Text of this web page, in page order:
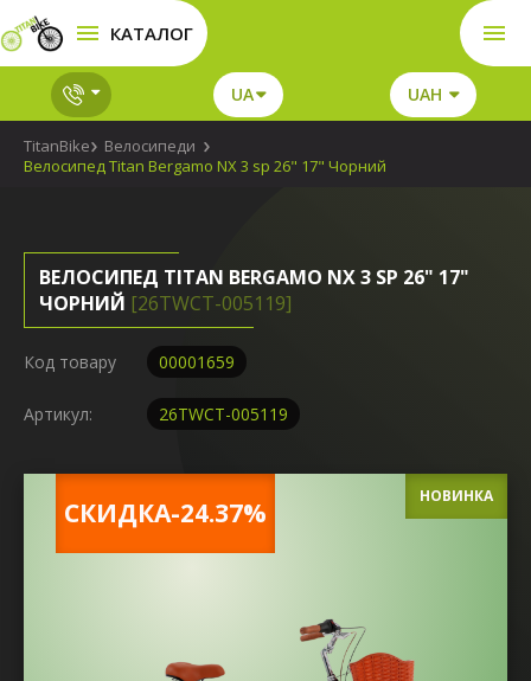
КАТАЛОГ
UA UAH
TitanBike
Велосипеди
Велосипед Titan Bergamo NX 3 sp 26" 17" Чорний
ВЕЛОСИПЕД TITAN BERGAMO NX 3 SP 26" 17"
ЧОРНИЙ [26TWCT-005119]
Код товару 00001659
Артикул: 26TWCT-005119
CКИДКА-24.37%
НОВИНКА